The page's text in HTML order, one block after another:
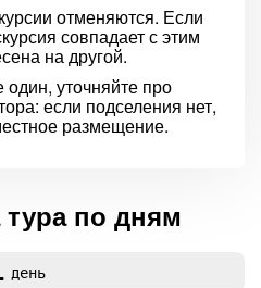
отменяются. Если
совпадает с этим
на другой.
уточняйте про
если подселения нет,
размещение.
по дням
день